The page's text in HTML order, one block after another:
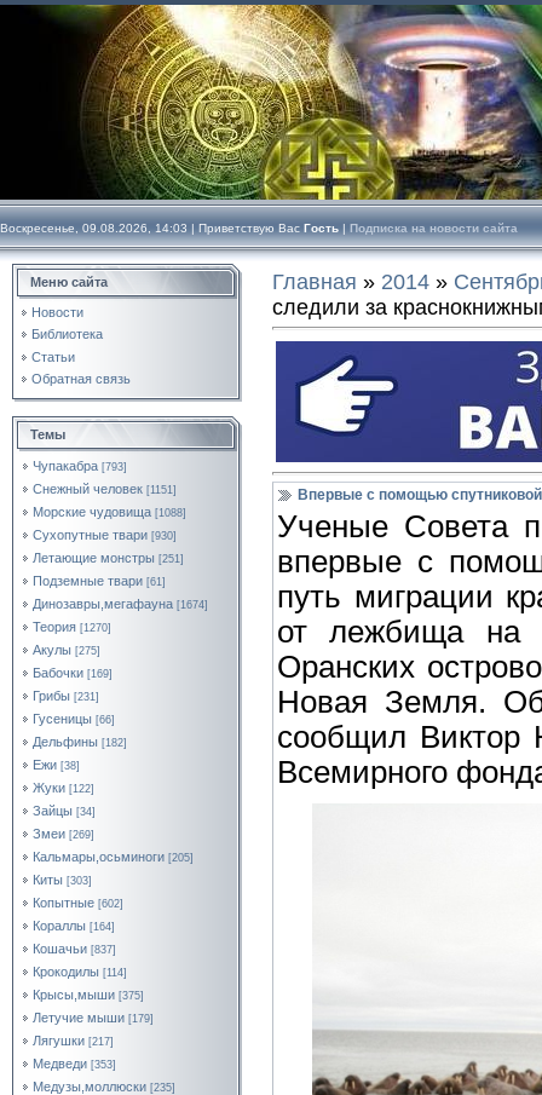
Воскресенье, 09.08.2026, 14:03 | Приветствую Вас Гость | Подписка на новости сайта
Меню сайта
Новости
Библиотека
Статьи
Обратная связь
Темы
Чупакабра [793]
Снежный человек [1151]
Морские чудовища [1088]
Сухопутные твари [930]
Летающие монстры [251]
Подземные твари [61]
Динозавры,мегафауна [1674]
Теория [1270]
Акулы [275]
Бабочки [169]
Грибы [231]
Гусеницы [66]
Дельфины [182]
Ежи [38]
Жуки [122]
Зайцы [34]
Змеи [269]
Кальмары,осьминоги [205]
Киты [303]
Копытные [602]
Кораллы [164]
Кошачьи [837]
Крокодилы [114]
Крысы,мыши [375]
Летучие мыши [179]
Лягушки [217]
Медведи [353]
Медузы,моллюски [235]
Главная » 2014 »
следили за
Впервые с помощью
Ученые Совета
впервые с
путь миграции
от лежбища на
Оранских
Новая Земля.
сообщил Виктор
Всемирного